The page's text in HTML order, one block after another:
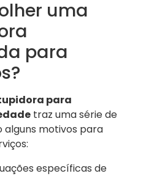
uma
para
para
traz uma série de
alguns motivos para
específicas de